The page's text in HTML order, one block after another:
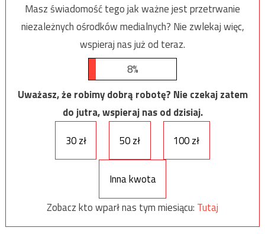
Masz świadomość tego jak ważne jest przetrwanie
niezależnych ośrodków medialnych? Nie zwlekaj więc,
wspieraj nas już od teraz.
8%
Uważasz, że robimy dobrą robotę? Nie czekaj zatem
do jutra, wspieraj nas od dzisiaj.
30 zł
50 zł 100 zł
Inna kwota
Zobacz kto wparł nas tym miesiącu: Tutaj